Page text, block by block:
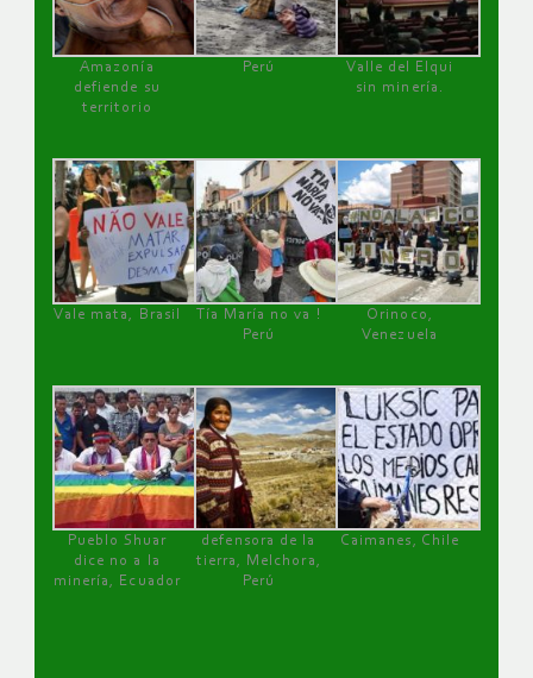
Amazonía
defiende su
territorio
Perú
Valle del Elqui
sin minería.
Vale mata, Brasil
Tía María no va !
Perú
Orinoco,
Venezuela
Pueblo Shuar
dice no a la
minería, Ecuador
defensora de la
tierra, Melchora,
Perú
Caimanes, Chile